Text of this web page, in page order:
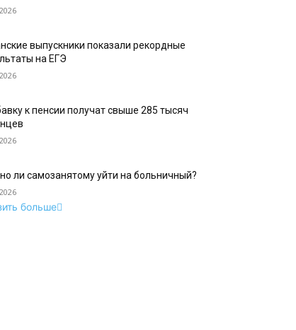
выпускники показали рекордные
на ЕГЭ
к пенсии получат свыше 285 тысяч
ли самозанятому уйти на больничный?
больше